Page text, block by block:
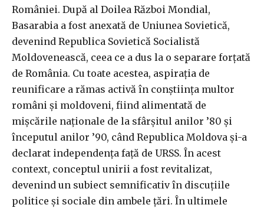
României. După al Doilea Război Mondial,
Basarabia a fost anexată de Uniunea Sovietică,
devenind Republica Sovietică Socialistă
Moldovenească, ceea ce a dus la o separare forțată
de România. Cu toate acestea, aspirația de
reunificare a rămas activă în conștiința multor
români și moldoveni, fiind alimentată de
mișcările naționale de la sfârșitul anilor ’80 și
începutul anilor ’90, când Republica Moldova și-a
declarat independența față de URSS. În acest
context, conceptul unirii a fost revitalizat,
devenind un subiect semnificativ în discuțiile
politice și sociale din ambele țări. În ultimele